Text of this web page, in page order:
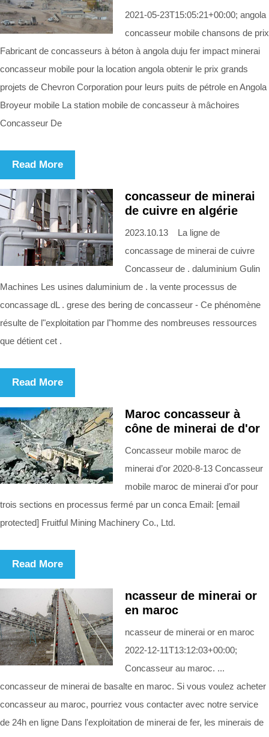
2021-05-23T15:05:21+00:00; angola
concasseur mobile chansons de prix
Fabricant de concasseurs à béton à angola duju fer impact minerai
concasseur mobile pour la location angola obtenir le prix grands
projets de Chevron Corporation pour leurs puits de pétrole en Angola
Broyeur mobile La station mobile de concasseur à mâchoires
Concasseur De
Read More
concasseur de minerai
de cuivre en algérie
2023.10.13 La ligne de
concassage de minerai de cuivre
Concasseur de . daluminium Gulin
Machines Les usines daluminium de . la vente processus de
concassage dL . grese des bering de concasseur - Ce phénomène
résulte de l"exploitation par l"homme des nombreuses ressources
que détient cet .
Read More
Maroc concasseur à
cône de minerai de d'or
Concasseur mobile maroc de
minerai d’or 2020-8-13 Concasseur
mobile maroc de minerai d’or pour
trois sections en processus fermé par un conca Email: [email
protected] Fruitful Mining Machinery Co., Ltd.
Read More
ncasseur de minerai or
en maroc
ncasseur de minerai or en maroc
2022-12-11T13:12:03+00:00;
Concasseur au maroc. ...
concasseur de minerai de basalte en maroc. Si vous voulez acheter
concasseur au maroc, pourriez vous contacter avec notre service
de 24h en ligne Dans l'exploitation de minerai de fer, les minerais de